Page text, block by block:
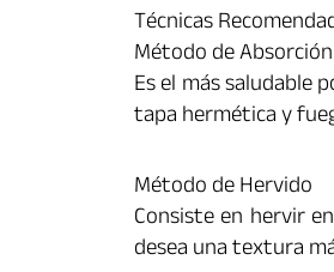
Técnicas
Método de Absorción
Es el más saludable
tapa hermética y
Método de Hervido
Consiste en hervir
desea una textura